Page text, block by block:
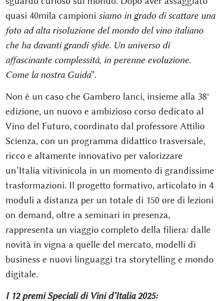
quasi 40mila campioni siamo in grado di scattare una
foto ad alta risoluzione del mondo del vino italiano
che ha davanti grandi sfide. Un universo di
affascinante complessità, in perenne evoluzione.
Come la nostra Guida”.
Non è un caso che Gambero lanci, insieme alla 38°
edizione, un nuovo e ambizioso corso dedicato al
Vino del Futuro, coordinato dal professore Attilio
Scienza, con un programma didattico trasversale,
ricco e altamente innovativo per valorizzare
un’Italia vitivinicola in un momento di grandissime
trasformazioni. Il progetto formativo, articolato in 4
moduli a distanza per un totale di 150 ore di lezioni
on demand, oltre a seminari in presenza,
rappresenta un viaggio completo della filiera: dalle
novità in vigna a quelle del mercato, modelli di
business e nuovi linguaggi tra storytelling e mondo
digitale.
I 12 premi Speciali di Vini d’Italia 2025: